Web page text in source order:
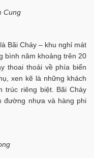
Cung
Bãi Cháy – khu nghỉ mát
bình năm khoảng trên 20
thoai thoải về phía biển
xen kẽ là những khách
trúc riêng biệt. Bãi Cháy
đường nhựa và hàng phi